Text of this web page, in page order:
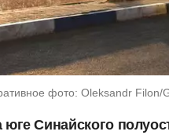
фото: Oleksandr Filon/
юге Синайского